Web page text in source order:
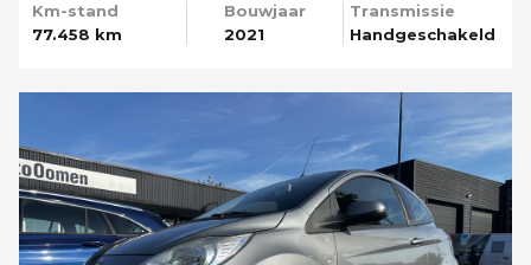
Km-stand
77.458 km
Bouwjaar
2021
Transmissie
Handgeschakeld